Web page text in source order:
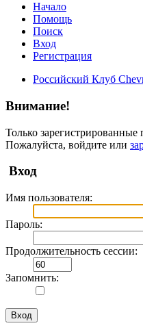
Начало
Помощь
Поиск
Вход
Регистрация
Российский Клуб
Внимание!
Только зарегистрированные
Пожалуйста, войдите или
Вход
Имя пользователя:
Пароль:
Продолжительность сессии:
Запомнить: